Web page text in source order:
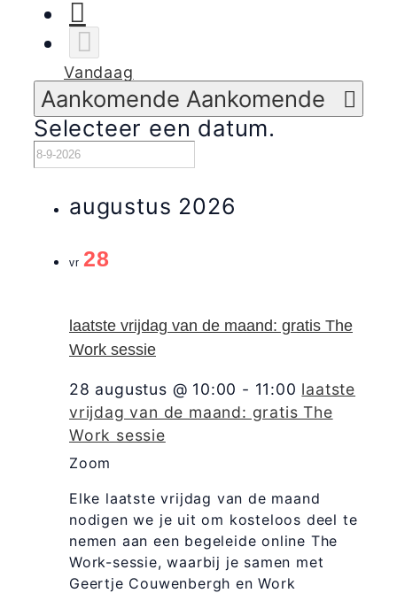
Vandaag
Aankomende Aankomende
Selecteer een datum.
augustus 2026
vr 28
laatste vrijdag van de maand: gratis The
Work sessie
28 augustus @ 10:00 - 11:00 laatste
vrijdag van de maand: gratis The
Work sessie
Zoom
Elke laatste vrijdag van de maand
nodigen we je uit om kosteloos deel te
nemen aan een begeleide online The
Work-sessie, waarbij je samen met
Geertje Couwenbergh en Work